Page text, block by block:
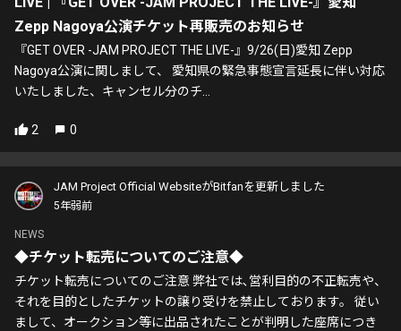
Zepp Nagoya公演チケット再販売のお知らせ
『GET OVER -JAM PROJECT THE LIVE-』9/26(日)愛知 Zepp
Nagoya公演に関しまして、 愛知県の緊急事態宣言延長に伴い対応
いたしました、キャンセル分のチ...
2 0
JAM Project Official WebsiteがBitfanを更新しました
5年弱前
NEWS
◆チケット転売についてのご注意◆
チケット転売についてのご注意 弊社では､営利目的の不正転売や、
それを目的としたチケットの譲り受けを禁止しております。 従い
まして、オークション等に出品されたことが判明した座席につき